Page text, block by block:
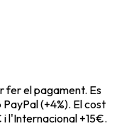
fer el pagament. Es
(+4%). El cost
l'Internacional +15€.